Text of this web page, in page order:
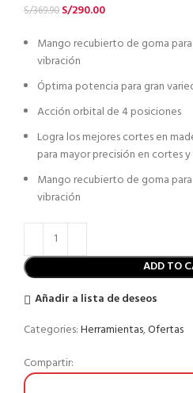
S/369.90 S/290.00
Mango recubierto de goma
vibración
Óptima potencia para gran
Acción orbital de 4 posiciones
Logra los mejores cortes en
para mayor precisión en cortes
Mango recubierto de goma
vibración
ADD TO
Añadir a lista de deseos
Categories:Herramientas,Ofertas
Compartir: